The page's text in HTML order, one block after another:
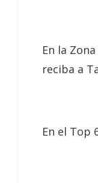
En la
reciba a
En el Top